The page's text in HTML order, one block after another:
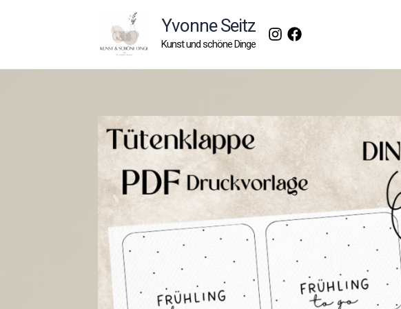
Yvonne Seitz
Kunst und schöne Dinge